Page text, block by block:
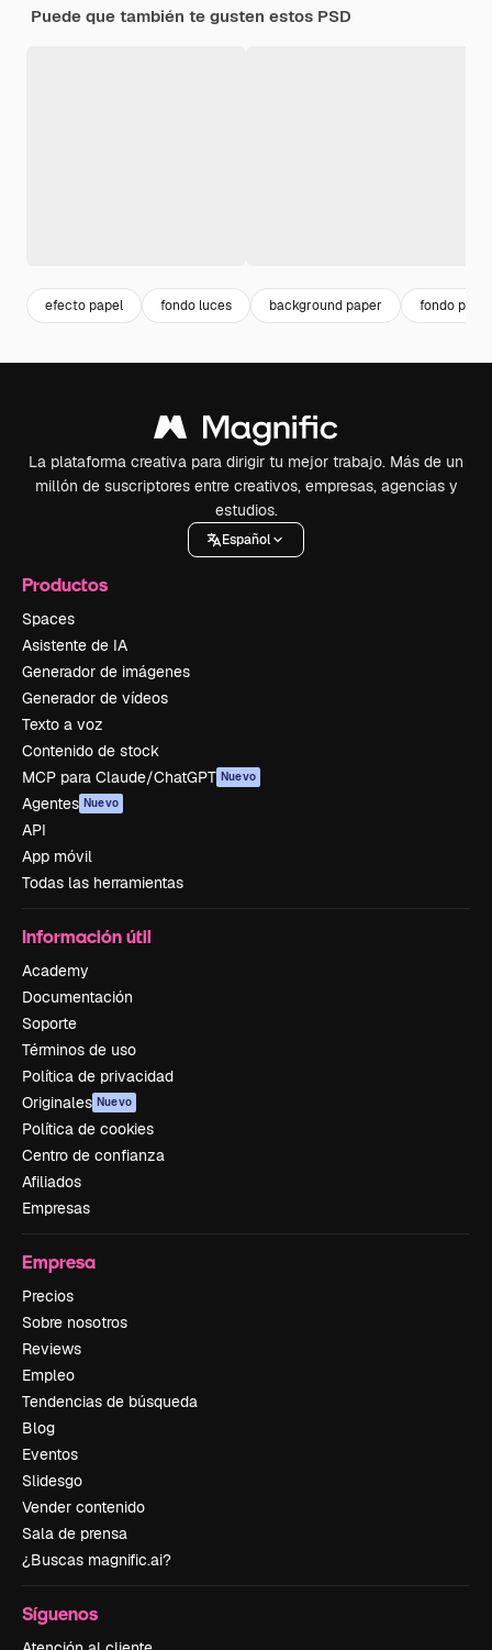
Puede que también te gusten estos PSD
efecto papel fondo luces background paper fondo papel
La plataforma creativa para dirigir tu mejor trabajo. Más de un
millón de suscriptores entre creativos, empresas, agencias y
estudios.
Español
Productos
Spaces
Asistente de IA
Generador de imágenes
Generador de vídeos
Texto a voz
Contenido de stock
MCP para Claude/ChatGPT Nuevo
Agentes Nuevo
API
App móvil
Todas las herramientas
Información útil
Academy
Documentación
Soporte
Términos de uso
Política de privacidad
Originales Nuevo
Política de cookies
Centro de confianza
Afiliados
Empresas
Empresa
Precios
Sobre nosotros
Reviews
Empleo
Tendencias de búsqueda
Blog
Eventos
Slidesgo
Vender contenido
Sala de prensa
¿Buscas magnific.ai?
Síguenos